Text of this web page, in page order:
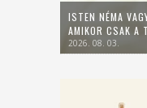
ISTEN NÉMA
AMIKOR CSAK A
2026. 08. 03.